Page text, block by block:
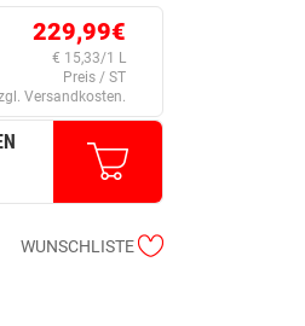
229,99€
€ 15,33/1 L
Preis / ST
Versandkosten.
WUNSCHLISTE